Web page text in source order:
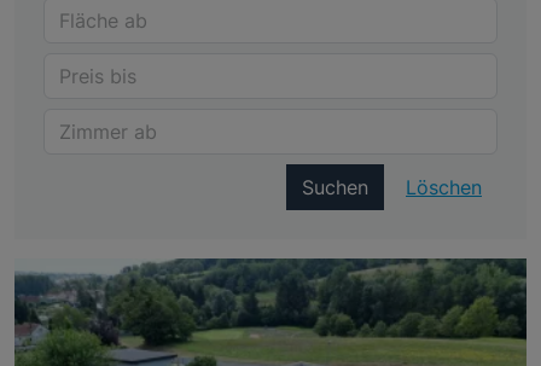
Suchen Löschen